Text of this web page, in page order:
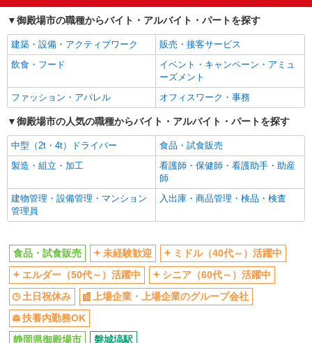
扶養内勤務OK
御殿場市の職種からバイト・アルバイト・パートを探す
建築・設備・アクティブワーク
販売・接客サービス
飲食・フード
イベント・キャンペーン・アミュ
ーズメント
ファッション・アパレル
オフィスワーク・事務
御殿場市の人気の職種からバイト・アルバイト・パートを探す
中型（2t・4t）ドライバー
食品・試食販売
製造・組立・加工
看護師・保健師・看護助手・助産
師
建物管理・設備管理・マンション
管理員
入出庫・商品管理・検品・検査
食品・試食販売 未経験歓迎
ミドル（40代～）活躍中
エルダー（50代～）活躍中
シニア（60代～）活躍中
土日祝休み
上場企業・上場企業のグループ会社
扶養内勤務OK
静岡県御殿場市
磐城塙駅